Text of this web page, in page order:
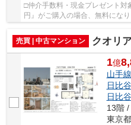
□仲介手数料・現金プレゼント
円』がご購入の場合、無料に
売買 | 中古マンション
クオリア広尾
1億
山手線
日比
日比
13階
東京都